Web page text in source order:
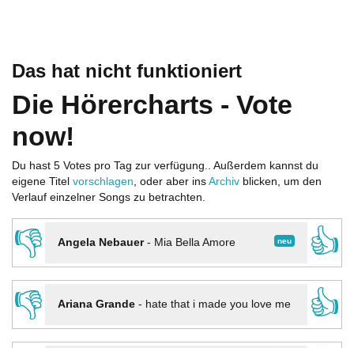
Das hat nicht funktioniert
Die Hörercharts - Vote
now!
Du hast 5 Votes pro Tag zur verfügung.. Außerdem kannst du
eigene Titel vorschlagen, oder aber ins Archiv blicken, um den
Verlauf einzelner Songs zu betrachten.
👎 neu
Angela Nebauer- Mia Bella Amore
👍
👎
Ariana Grande- hate that i made you love me
👍